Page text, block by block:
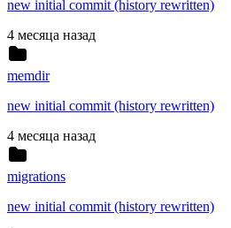
new initial commit (history rewritten)
4 месяца назад
memdir
new initial commit (history rewritten)
4 месяца назад
migrations
new initial commit (history rewritten)